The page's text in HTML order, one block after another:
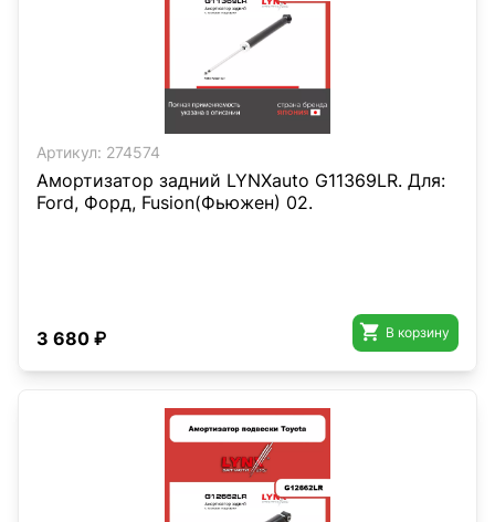
Артикул: 274574
Амортизатор задний LYNXauto G11369LR. Для:
Ford, Форд, Fusion(Фьюжен) 02.
3 680 ₽  В корзину